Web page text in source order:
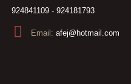
924841109 - 924181793
Email: afej@hotmail.com